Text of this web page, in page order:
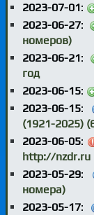
2023-07-01:
2023-06-27:
номеров)
2023-06-21:
год
2023-06-15:
2023-06-15:
(1921-2025)
2023-06-05:
http://nzdr.ru
2023-05-29:
номера)
2023-05-17: